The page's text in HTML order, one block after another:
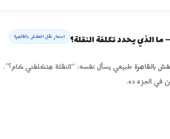
– ما الذي يحدد تكلفة النقلة؟ اسعار نقل العفش بالقاهرة
بالقاهرةطبيعي يسأل نفسه: “النقلة هتكلفني كام؟”.
في الجزء ده.